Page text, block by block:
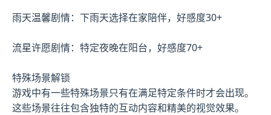
雨天温馨剧情：下雨天选择在家陪伴，好感度30+
流星许愿剧情：特定夜晚在阳台，好感度70+
特殊场景解锁
游戏中有一些特殊场景只有在满足特定条件时才会出现。
这些场景往往包含独特的互动内容和精美的视觉效果。